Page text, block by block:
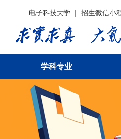
电子科技大学 | 招生微信小
学科专业